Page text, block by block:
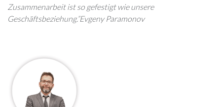
Zusammenarbeit ist so gefestigt wie unsere
Geschäftsbeziehung.”Evgeny Paramonov